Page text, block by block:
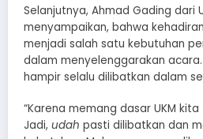
Selanjutnya, Ahmad Gading dari
menyampaikan, bahwa
menjadi salah satu kebutuhan
dalam menyelenggarakan acara.
hampir selalu dilibatkan dalam
“Karena memang dasar UKM
Jadi, udah pasti dilibatkan dan